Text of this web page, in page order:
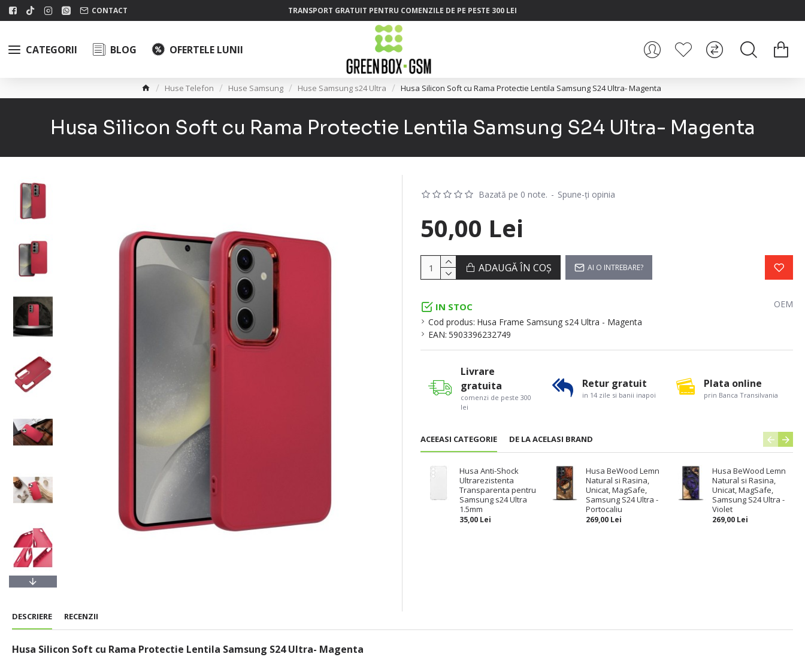
CONTACT TRANSPORT GRATUIT PENTRU COMENZILE DE PE PESTE 300 LEI
CATEGORII BLOG OFERTELE LUNII
Huse Telefon Huse Samsung Huse Samsung s24 Ultra Husa Silicon Soft cu Rama Protectie Lentila Samsung S24 Ultra- Magenta
Husa Silicon Soft cu Rama Protectie Lentila Samsung S24 Ultra- Magenta
IN STOC
Cod produs: Husa Frame Samsung s24 Ultra - Magenta
EAN: 5903396232749
OEM
Bazată pe 0 note. - Spune-ţi opinia
50,00 Lei
ADAUGĂ ÎN COŞ AI O INTREBARE?
ACEEASI CATEGORIE DE LA ACELASI BRAND
Husa Anti-Shock
Ultrarezistenta
Transparenta pentru
Samsung s24 Ultra
1.5mm
35,00 Lei
Husa BeWood Lemn
Natural si Rasina,
Unicat, MagSafe,
Samsung S24 Ultra -
Portocaliu
269,00 Lei
Husa BeWood Lemn
Natural si Rasina,
Unicat, MagSafe,
Samsung S24 Ultra -
Violet
269,00 Lei
Livrare
gratuita
comenzi de peste 300
lei
Retur gratuit
in 14 zile si banii inapoi
Plata online
prin Banca Transilvania
DESCRIERE RECENZII
Husa Silicon Soft cu Rama Protectie Lentila Samsung S24 Ultra- Magenta